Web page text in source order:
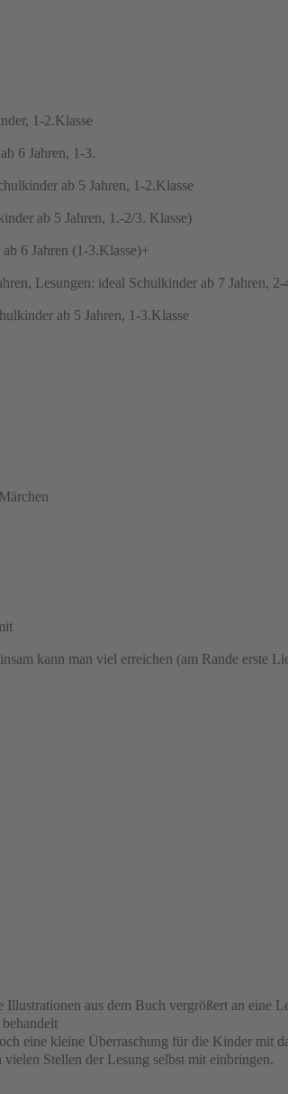
1-2.Klasse
6 Jahren, 1-3.
ab 5 Jahren, 1-2.Klasse
ab 5 Jahren, 1.-2/3. Klasse)
6 Jahren (1-3.Klasse)+
Lesungen: ideal Schulkinder ab 7 Jahren, 2-
ab 5 Jahren, 1-3.Klasse
kann man viel erreichen (am Rande erste
aus dem Buch vergrößert an eine
eine kleine Überraschung für die Kinder mit
Stellen der Lesung selbst mit einbringen.